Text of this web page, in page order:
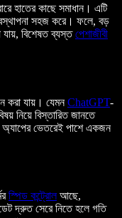
হাতের কাছে সমাধান। এটি
সহজ করে। ফলে, বড়
বিশেষত ব্যস্তপেশাজীবী
করা যায়। যেমনChatGPT-
নিয়ে বিস্তারিত জানতে
ভেতরেই পাশে একজন
স্পিড কন্ট্রোলআছে,
দ্রুত সেরে নিতে হলে গতি